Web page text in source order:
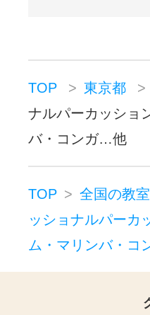
TOP 東京都
ナルパーカッシ
バ・コンガ…他
TOP 全国の教
ッショナルパーカ
ム・マリンバ・コ